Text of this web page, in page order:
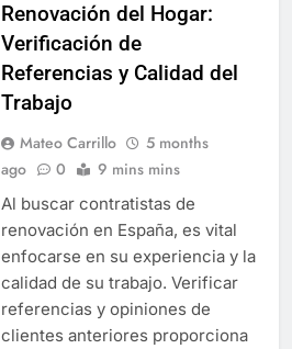
Renovación del Hogar:
Verificación de
Referencias y Calidad del
Trabajo
Mateo Carrillo
5 months
ago
0 9 mins mins
Al buscar contratistas de
renovación en España, es vital
enfocarse en su experiencia y la
calidad de su trabajo. Verificar
referencias y opiniones de
clientes anteriores proporciona